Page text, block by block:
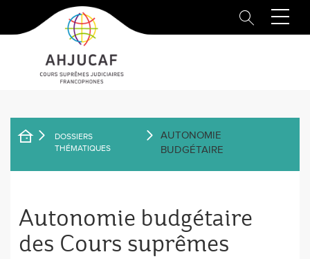
principal
D'ARIANE
DOSSIERS
THÉMATIQUES
AUTONOMIE
BUDGÉTAIRE
Autonomie budgétaire
des Cours suprêmes